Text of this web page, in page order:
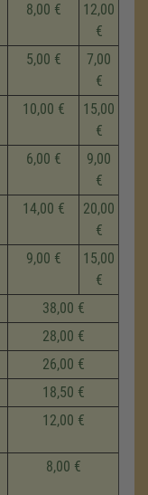
8,00 €
12,00
€
5,00 €
7,00
€
10,00 €
15,00
€
6,00 €
9,00
€
14,00 €
20,00
€
9,00 €
15,00
€
38,00 €
28,00 €
26,00 €
18,50 €
12,00 €
8,00 €